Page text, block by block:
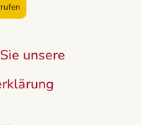
unsere